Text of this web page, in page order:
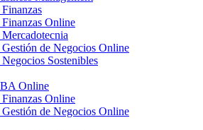
Online
Gestión de Negocios Online
Sostenibles
Online
Online
Gestión de Negocios Online